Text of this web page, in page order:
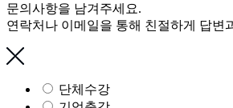
문의사항을 남겨주세요.
연락처나 이메일을 통해 친절하게 답변
단체수강